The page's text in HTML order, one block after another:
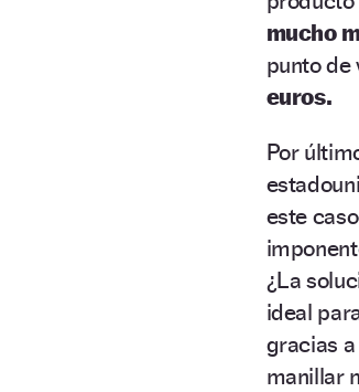
mucho
punto de
euros.
Por
este
¿La
ideal
gracias
manillar